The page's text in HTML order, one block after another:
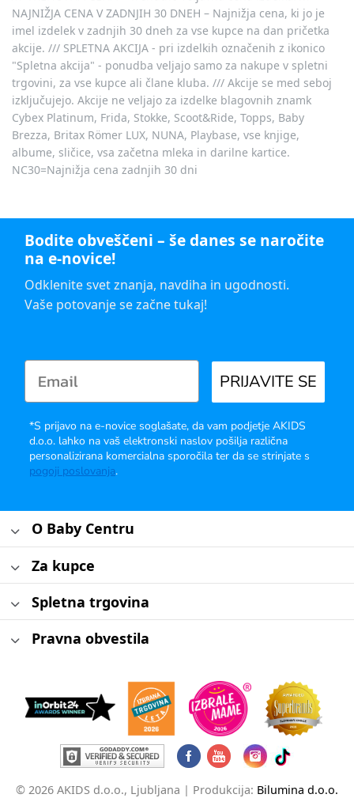
NAJNIŽJA CENA V ZADNJIH 30 DNEH – Najnižja cena, ki jo je
imel izdelek v zadnjih 30 dneh za vse kupce na dan pričetka
akcije. /// SPLETNA AKCIJA - pri izdelkih označenih z ikonico
"Spletna akcija" - ponudba veljajo samo za nakupe v spletni
trgovini, za vse kupce ali člane kluba. /// Akcije se med seboj
izključujejo. Akcije ne veljajo za izdelke blagovnih znamk
Cybex Platinum, Frida, Stokke, Scoot&Ride, Topps, Baby
Brezza, Britax Römer LUX, NUNA, Playbase, vse knjige,
albume, sličice, vsa začetna mleka in darilne kartice.
NC30=Najnižja cena zadnjih 30 dni
Bodite obveščeni – še danes se naročite
na e-novice!
Odklenite svet znanja, navdiha in ugodnosti.
Vaše potovanje se začne tukaj!
PRIJAVITE SE
*S prijavo na e-novice soglašate, da vam podjetje AKIDS
d.o.o. lahko na vaš elektronski naslov pošilja različna
personalizirana komercialna sporočila ter da se strinjate s
pogoji poslovanja.
O Baby Centru
Za kupce
Spletna trgovina
Pravna obvestila
© 2026 AKIDS d.o.o., Ljubljana | Produkcija: Bilumina d.o.o.